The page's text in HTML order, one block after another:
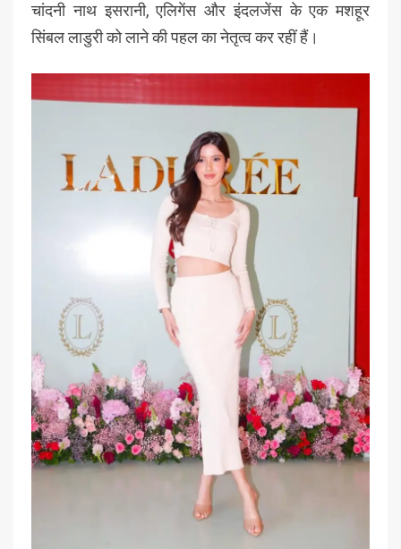
चांदनी नाथ इसरानी, ​​एलिगेंस और इंदलजेंस के एक मशहूर
सिंबल लाडुरी को लाने की पहल का नेतृत्व कर रहीं हैं।